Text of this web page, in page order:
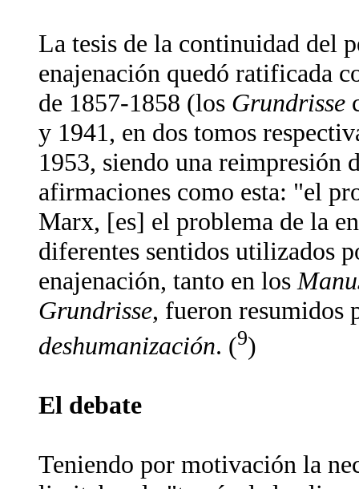
La tesis de la continuidad del
enajenación quedó ratificada
de 1857-1858 (los Grundrisse
y 1941, en dos tomos
1953, siendo una reimpresión
afirmaciones como esta: "el
Marx, [es] el problema de la
diferentes sentidos utilizados
enajenación, tanto en los
Grundrisse, fueron resumidos
deshumanización. (9)
El debate
Teniendo por motivación la